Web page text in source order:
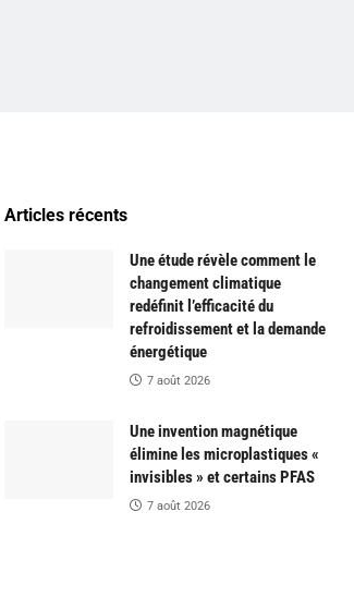
Articles récents
Une étude révèle comment le
changement climatique
redéfinit l’efficacité du
refroidissement et la demande
énergétique
7 août 2026
Une invention magnétique
élimine les microplastiques «
invisibles » et certains PFAS
7 août 2026